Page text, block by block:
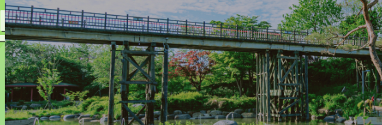
DMZ 평화누리길
트